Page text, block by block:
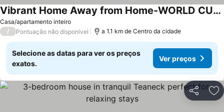
Casa/apartamento inteiro
Vibrant Home Away from Home-WORLD CUP/Metlife Near by
Ver preços
/ Pontuação não disponível a 1.1 km de Centro da cidade
Selecione as datas para ver os preços
exatos.
Ver preços
Partilhar